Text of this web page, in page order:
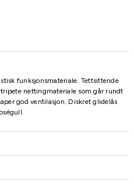
funksjonsmateriale. Tettsittende
nettingmateriale som går rundt
god ventilasjon. Diskret glidelås